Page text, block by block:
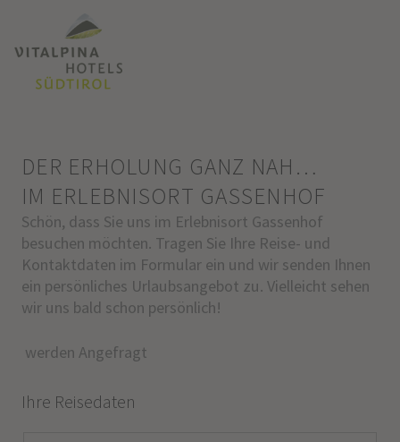
DER ERHOLUNG GANZ NAH…
IM ERLEBNISORT GASSENHOF
Schön, dass Sie uns im Erlebnisort Gassenhof
besuchen möchten. Tragen Sie Ihre Reise- und
Kontaktdaten im Formular ein und wir senden Ihnen
ein persönliches Urlaubsangebot zu. Vielleicht sehen
wir uns bald schon persönlich!
werden Angefragt
Ihre Reisedaten